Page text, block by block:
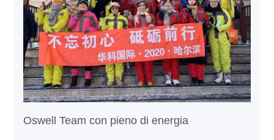
Oswell Team con pieno di energia